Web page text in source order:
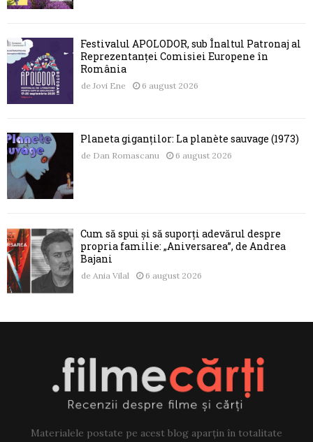
Festivalul APOLODOR, sub Înaltul Patronaj al
Reprezentanței Comisiei Europene în
România
de Jovi Ene 6 august 2026
Planeta giganților: La planète sauvage (1973)
de Dan Romascanu 6 august 2026
Cum să spui și să suporți adevărul despre
propria familie: „Aniversarea”, de Andrea
Bajani
de Ania Vilal 6 august 2026
Materialele postate pe acest blog aparțin în totalitate